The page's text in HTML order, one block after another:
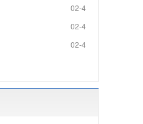
02-4
02-4
02-4